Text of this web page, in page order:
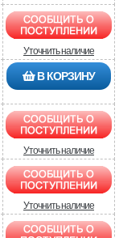
Уточнить наличие
В КОРЗИНУ
Уточнить наличие
Уточнить наличие